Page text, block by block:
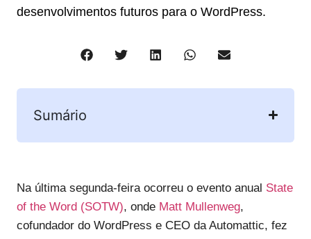
desenvolvimentos futuros para o WordPress.
Sumário
Na última segunda-feira ocorreu o evento anual State
of the Word (SOTW), onde Matt Mullenweg,
cofundador do WordPress e CEO da Automattic, fez